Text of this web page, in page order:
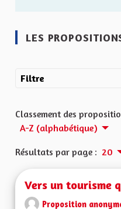
LES
Filtre
Classement des
A-Z (alphabétique)
Résultats par page : 20
Vers un tourisme
Proposition